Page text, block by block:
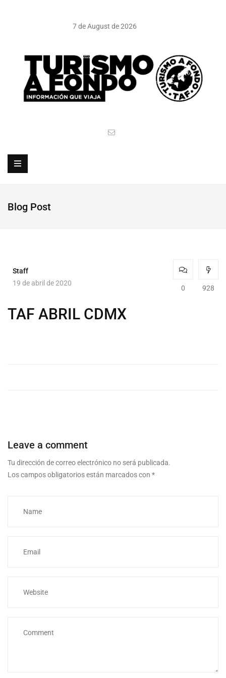
7 de August de 2026
Blog Post
Staff
19 de abril de 2020
0 928
TAF ABRIL CDMX
Leave a comment
Tu dirección de correo electrónico no será publicada.
Los campos obligatorios están marcados con *